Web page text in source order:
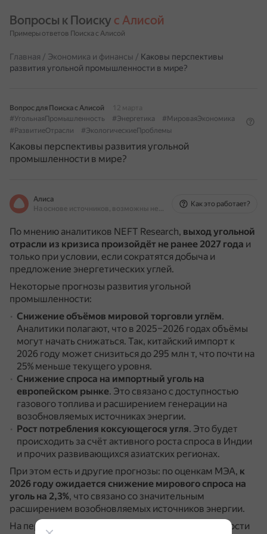
Вопросы к Поиску с Алисой
Примеры ответов Поиска с Алисой
Главная / Экономика и финансы / Каковы перспективы
развития угольной промышленности в мире?
Вопрос для Поиска с Алисой
12 марта
#УгольнаяПромышленность
#Энергетика
#МироваяЭкономика
#РазвитиеОтрасли
#ЭкологическиеПроблемы
Каковы перспективы развития угольной
промышленности в мире?
Алиса
На основе источников, возможны неточности
Как это работает?
По мнению аналитиков NEFT Research, выход угольной
отрасли из кризиса произойдёт не ранее 2027 года и
только при условии, если сократятся добыча и
предложение энергетических углей.
Некоторые прогнозы развития угольной
промышленности:
Снижение объёмов мировой торговли углём.
Аналитики полагают, что в 2025–2026 годах объёмы
могут начать снижаться. Так, китайский импорт к
2026 году может снизиться до 295 млн т, что почти на
25% меньше текущего уровня.
Снижение спроса на импортный уголь на
европейском рынке. Это связано с доступностью
газового топлива и расширением генерации на
возобновляемых источниках энергии.
Рост потребления коксующегося угля. Это будет
происходить за счёт активного роста спроса в Индии
и прочих развивающихся азиатских регионах.
При этом есть и другие прогнозы: по оценкам МЭА, к
2026 году ожидается снижение мирового спроса на
уголь на 2,3%, что связано со значительным
расширением возобновляемых источников энергии.
На перспективы развития угольной промышленности